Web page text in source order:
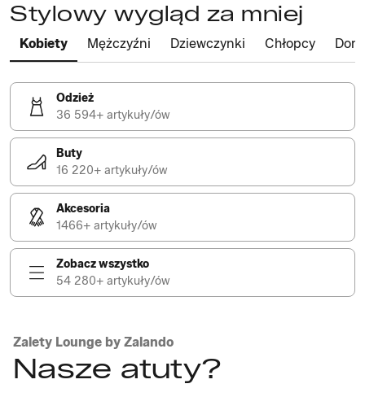
Stylowy wygląd za mniej
Kobiety Mężczyźni Dziewczynki Chłopcy Dom
Odzież
36 594+ artykuły/ów
Buty
16 220+ artykuły/ów
Akcesoria
1466+ artykuły/ów
Zobacz wszystko
54 280+ artykuły/ów
Zalety Lounge by Zalando
Nasze atuty?